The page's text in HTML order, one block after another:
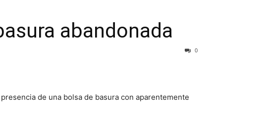
abandonada
0
de una bolsa de basura con aparentemente